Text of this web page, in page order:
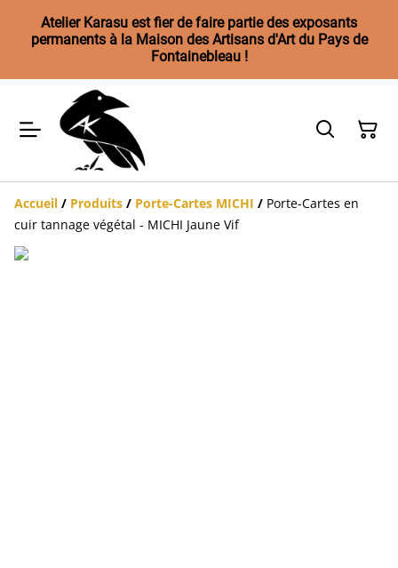
Atelier Karasu est fier de faire partie des exposants
permanents à la Maison des Artisans d'Art du Pays de
Fontainebleau !
Accueil / Produits / Porte-Cartes MICHI / Porte-Cartes en
cuir tannage végétal - MICHI Jaune Vif